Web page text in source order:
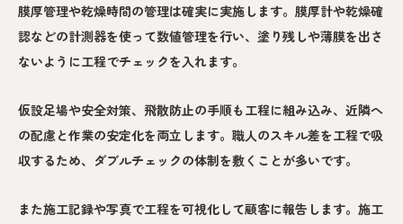
膜厚管理や乾燥時間の管理は確実に実施します。膜厚計や乾燥確
認などの計測器を使って数値管理を行い、塗り残しや薄膜を出さ
ないように工程でチェックを入れます。
仮設足場や安全対策、飛散防止の手順も工程に組み込み、近隣へ
の配慮と作業の安定化を両立します。職人のスキル差を工程で吸
収するため、ダブルチェックの体制を敷くことが多いです。
また施工記録や写真で工程を可視化して顧客に報告します。施工